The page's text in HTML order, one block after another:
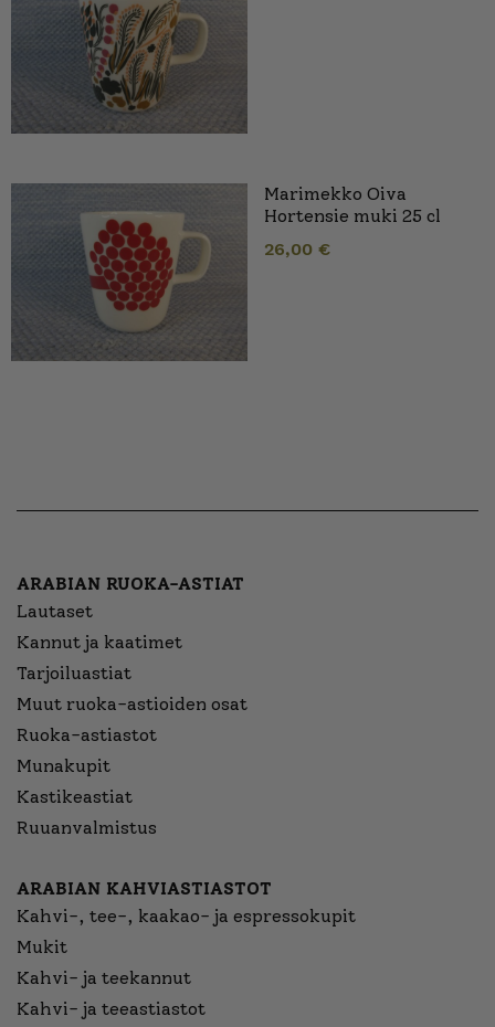
Marimekko Oiva
Hortensie muki 25 cl
26,00 €
ARABIAN RUOKA-ASTIAT
Lautaset
Kannut ja kaatimet
Tarjoiluastiat
Muut ruoka-astioiden osat
Ruoka-astiastot
Munakupit
Kastikeastiat
Ruuanvalmistus
ARABIAN KAHVIASTIASTOT
Kahvi-, tee-, kaakao- ja espressokupit
Mukit
Kahvi- ja teekannut
Kahvi- ja teeastiastot